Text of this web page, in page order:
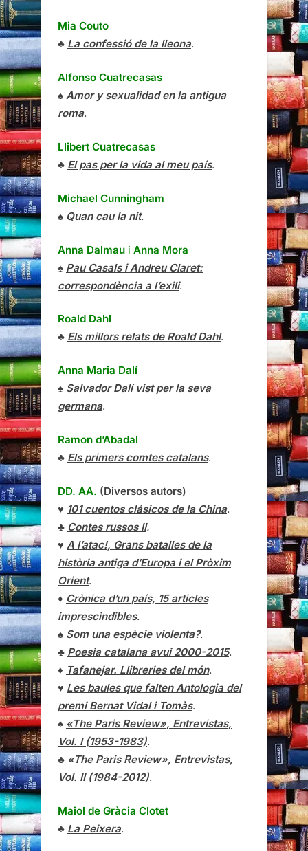
Mia Couto
♣ La confessió de la lleona.
Alfonso Cuatrecasas
♠ Amor y sexualidad en la antigua
roma.
Llibert Cuatrecasas
♣ El pas per la vida al meu país.
Michael Cunningham
♠ Quan cau la nit.
Anna Dalmau i Anna Mora
♠ Pau Casals i Andreu Claret:
correspondència a l’exili.
Roald Dahl
♣ Els millors relats de Roald Dahl.
Anna Maria Dalí
♠ Salvador Dalí vist per la seva
germana.
Ramon d’Abadal
♣ Els primers comtes catalans.
DD. AA. (Diversos autors)
♥ 101 cuentos clásicos de la China.
♣ Contes russos II.
♥ A l’atac!, Grans batalles de la
història antiga d’Europa i el Pròxim
Orient.
♦ Crònica d’un país, 15 articles
imprescindibles.
♠ Som una espècie violenta?.
♣ Poesia catalana avui 2000-2015.
♦ Tafanejar. Llibreries del món.
♥ Les baules que falten Antologia del
premi Bernat Vidal i Tomàs.
♠ «The Paris Review», Entrevistas,
Vol. I (1953-1983).
♣ «The Paris Review», Entrevistas,
Vol. II (1984-2012).
Maiol de Gràcia Clotet
♣ La Peixera.